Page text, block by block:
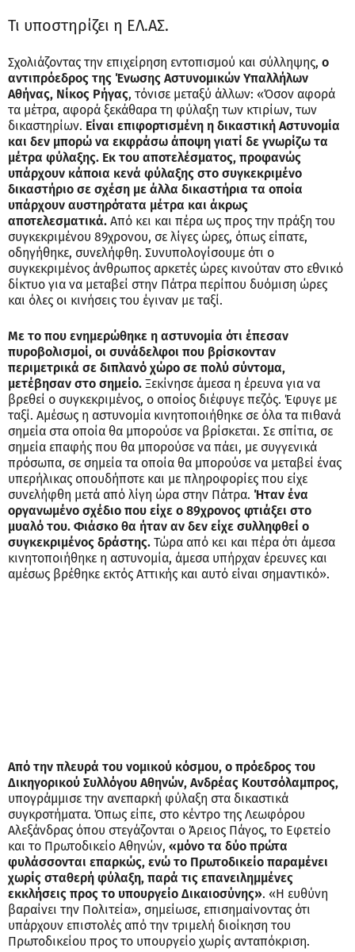
Τι υποστηρίζει η ΕΛ.ΑΣ.
Σχολιάζοντας την επιχείρηση εντοπισμού και σύλληψης, ο
αντιπρόεδρος της Ένωσης Αστυνομικών Υπαλλήλων
Αθήνας, Νίκος Ρήγας, τόνισε μεταξύ άλλων: «Όσον αφορά
τα μέτρα, αφορά ξεκάθαρα τη φύλαξη των κτιρίων, των
δικαστηρίων. Είναι επιφορτισμένη η δικαστική Αστυνομία
και δεν μπορώ να εκφράσω άποψη γιατί δε γνωρίζω τα
μέτρα φύλαξης. Εκ του αποτελέσματος, προφανώς
υπάρχουν κάποια κενά φύλαξης στο συγκεκριμένο
δικαστήριο σε σχέση με άλλα δικαστήρια τα οποία
υπάρχουν αυστηρότατα μέτρα και άκρως
αποτελεσματικά. Από κει και πέρα ως προς την πράξη του
συγκεκριμένου 89χρονου, σε λίγες ώρες, όπως είπατε,
οδηγήθηκε, συνελήφθη. Συνυπολογίσουμε ότι ο
συγκεκριμένος άνθρωπος αρκετές ώρες κινούταν στο εθνικό
δίκτυο για να μεταβεί στην Πάτρα περίπου δυόμιση ώρες
και όλες οι κινήσεις του έγιναν με ταξί.
Με το που ενημερώθηκε η αστυνομία ότι έπεσαν
πυροβολισμοί, οι συνάδελφοι που βρίσκονταν
περιμετρικά σε διπλανό χώρο σε πολύ σύντομα,
μετέβησαν στο σημείο. Ξεκίνησε άμεσα η έρευνα για να
βρεθεί ο συγκεκριμένος, ο οποίος διέφυγε πεζός. Έφυγε με
ταξί. Αμέσως η αστυνομία κινητοποιήθηκε σε όλα τα πιθανά
σημεία στα οποία θα μπορούσε να βρίσκεται. Σε σπίτια, σε
σημεία επαφής που θα μπορούσε να πάει, με συγγενικά
πρόσωπα, σε σημεία τα οποία θα μπορούσε να μεταβεί ένας
υπερήλικας οπουδήποτε και με πληροφορίες που είχε
συνελήφθη μετά από λίγη ώρα στην Πάτρα. Ήταν ένα
οργανωμένο σχέδιο που είχε ο 89χρονος φτιάξει στο
μυαλό του. Φιάσκο θα ήταν αν δεν είχε συλληφθεί ο
συγκεκριμένος δράστης. Τώρα από κει και πέρα ότι άμεσα
κινητοποιήθηκε η αστυνομία, άμεσα υπήρχαν έρευνες και
αμέσως βρέθηκε εκτός Αττικής και αυτό είναι σημαντικό».
Από την πλευρά του νομικού κόσμου, ο πρόεδρος του
Δικηγορικού Συλλόγου Αθηνών, Ανδρέας Κουτσόλαμπρος,
υπογράμμισε την ανεπαρκή φύλαξη στα δικαστικά
συγκροτήματα. Όπως είπε, στο κέντρο της Λεωφόρου
Αλεξάνδρας όπου στεγάζονται ο Άρειος Πάγος, το Εφετείο
και το Πρωτοδικείο Αθηνών, «μόνο τα δύο πρώτα
φυλάσσονται επαρκώς, ενώ το Πρωτοδικείο παραμένει
χωρίς σταθερή φύλαξη, παρά τις επανειλημμένες
εκκλήσεις προς το υπουργείο Δικαιοσύνης». «Η ευθύνη
βαραίνει την Πολιτεία», σημείωσε, επισημαίνοντας ότι
υπάρχουν επιστολές από την τριμελή διοίκηση του
Πρωτοδικείου προς το υπουργείο χωρίς ανταπόκριση.